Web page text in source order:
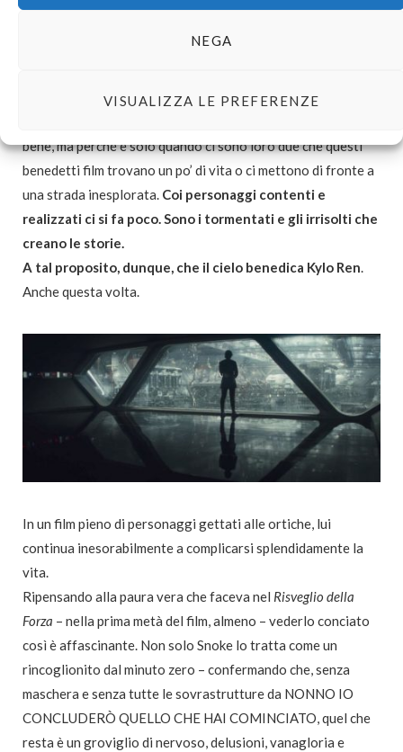
NEGA
VISUALIZZA LE PREFERENZE
che si creano a vicenda, il fatto che – alla fin fine – non hanno
che vogliamo vedere. Ma mica perché nutriamo la recondita
bene, ma perché è solo quando ci sono loro due che questi
benedetti film trovano un po’ di vita o ci mettono di fronte a
una strada inesplorata. Coi personaggi contenti e
realizzati ci si fa poco. Sono i tormentati e gli irrisolti che
creano le storie.
A tal proposito, dunque, che il cielo benedica Kylo Ren.
Anche questa volta.
In un film pieno di personaggi gettati alle ortiche, lui
continua inesorabilmente a complicarsi splendidamente la
vita.
Ripensando alla paura vera che faceva nel Risveglio della
Forza – nella prima metà del film, almeno – vederlo conciato
così è affascinante. Non solo Snoke lo tratta come un
rincoglionito dal minuto zero – confermando che, senza
maschera e senza tutte le sovrastrutture da NONNO IO
CONCLUDERÒ QUELLO CHE HAI COMINCIATO, quel che
resta è un groviglio di nervoso, delusioni, vanagloria e